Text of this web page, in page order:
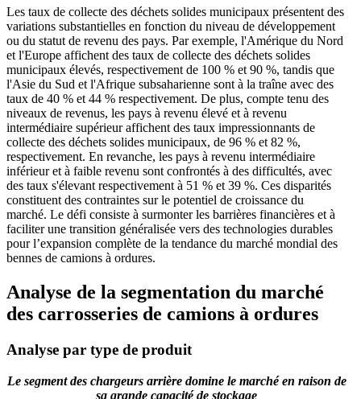
Les taux de collecte des déchets solides municipaux présentent des
variations substantielles en fonction du niveau de développement
ou du statut de revenu des pays. Par exemple, l'Amérique du Nord
et l'Europe affichent des taux de collecte des déchets solides
municipaux élevés, respectivement de 100 % et 90 %, tandis que
l'Asie du Sud et l'Afrique subsaharienne sont à la traîne avec des
taux de 40 % et 44 % respectivement. De plus, compte tenu des
niveaux de revenus, les pays à revenu élevé et à revenu
intermédiaire supérieur affichent des taux impressionnants de
collecte des déchets solides municipaux, de 96 % et 82 %,
respectivement. En revanche, les pays à revenu intermédiaire
inférieur et à faible revenu sont confrontés à des difficultés, avec
des taux s'élevant respectivement à 51 % et 39 %. Ces disparités
constituent des contraintes sur le potentiel de croissance du
marché. Le défi consiste à surmonter les barrières financières et à
faciliter une transition généralisée vers des technologies durables
pour l’expansion complète de la tendance du marché mondial des
bennes de camions à ordures.
Analyse de la segmentation du marché
des carrosseries de camions à ordures
Analyse par type de produit
Le segment des chargeurs arrière domine le marché en raison de
sa grande capacité de stockage